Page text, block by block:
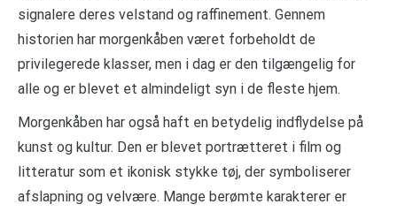
signalere deres velstand og raffinement. Gennem
historien har morgenkåben været forbeholdt de
privilegerede klasser, men i dag er den tilgængelig for
alle og er blevet et almindeligt syn i de fleste hjem.
Morgenkåben har også haft en betydelig indflydelse på
kunst og kultur. Den er blevet portrætteret i film og
litteratur som et ikonisk stykke tøj, der symboliserer
afslapning og velvære. Mange berømte karakterer er